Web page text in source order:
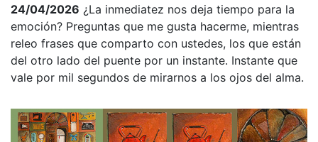
24/04/2026 ¿La inmediatez nos deja tiempo para la
emoción? Preguntas que me gusta hacerme, mientras
releo frases que comparto con ustedes, los que están
del otro lado del puente por un instante. Instante que
vale por mil segundos de mirarnos a los ojos del alma.